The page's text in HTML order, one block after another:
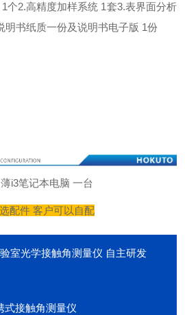
个2.高精度加样系统 1套3.表界面分析
明书纸质一份及说明书电子版 1份
i3笔记本电脑 一台
配件 客户可以自配
室光学接触角测量仪 自主研发
式接触角测量仪